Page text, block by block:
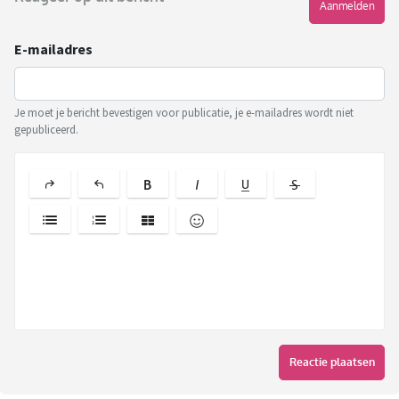
Aanmelden
E-mailadres
Je moet je bericht bevestigen voor publicatie, je e-mailadres wordt niet
gepubliceerd.
Reactie plaatsen